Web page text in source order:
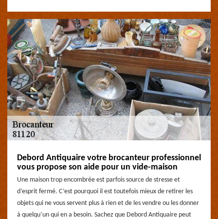
Debord Antiquaire votre brocanteur professionnel
vous propose son aide pour un vide-maison
Une maison trop encombrée est parfois source de stresse et
d’esprit fermé. C’est pourquoi il est toutefois mieux de retirer les
objets qui ne vous servent plus à rien et de les vendre ou les donner
à quelqu’un qui en a besoin. Sachez que Debord Antiquaire peut